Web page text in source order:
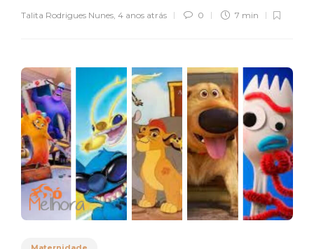
Talita Rodrigues Nunes 4 anos atrás 0 7 min